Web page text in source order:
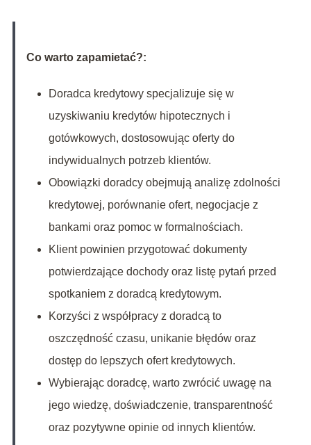
Co warto zapamietać?:
Doradca kredytowy specjalizuje się w
uzyskiwaniu kredytów hipotecznych i
gotówkowych, dostosowując oferty do
indywidualnych potrzeb klientów.
Obowiązki doradcy obejmują analizę zdolności
kredytowej, porównanie ofert, negocjacje z
bankami oraz pomoc w formalnościach.
Klient powinien przygotować dokumenty
potwierdzające dochody oraz listę pytań przed
spotkaniem z doradcą kredytowym.
Korzyści z współpracy z doradcą to
oszczędność czasu, unikanie błędów oraz
dostęp do lepszych ofert kredytowych.
Wybierając doradcę, warto zwrócić uwagę na
jego wiedzę, doświadczenie, transparentność
oraz pozytywne opinie od innych klientów.